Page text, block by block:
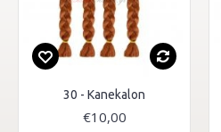
30 - Kanekalon
€10,00